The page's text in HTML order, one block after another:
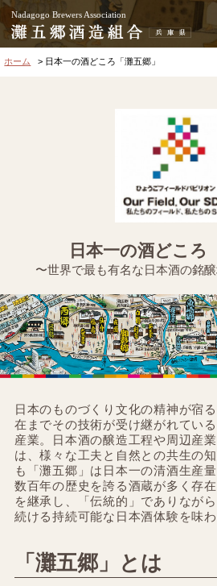
Nadagogo Brewers Association
ホーム 日本一の酒どころ「灘五郷」
日本一の酒どころ
〜世界で最も有名な 日本酒の銘
日本のものづくり文化の精神が宿
在までその技術が受け継がれてい
産業。日本酒の醸造工程や周辺産
は、様々な工夫と自然との共生の
も「灘五郷」は日本一の清酒生産
数百年の歴史を誇る酒蔵が多く存
を継承し、「伝統的」でありなが
続ける持続可能な日本酒体験を味わ
「灘五郷」とは